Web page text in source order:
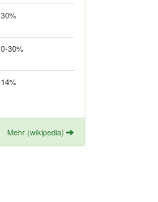
30%
0-30%
14%
Mehr (wikipedia)